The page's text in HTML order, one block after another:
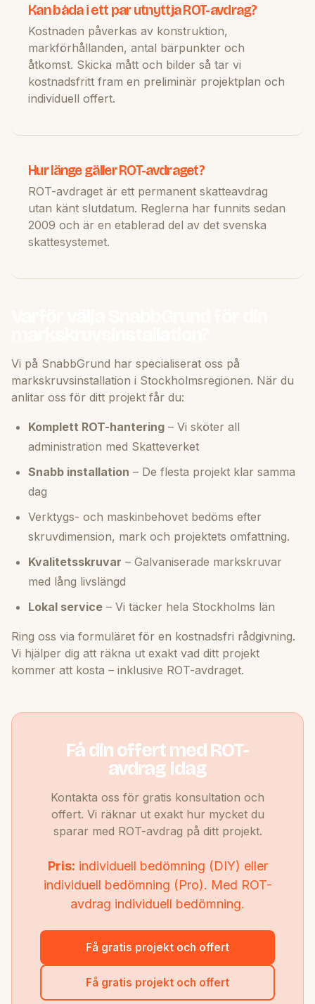
Kan båda i ett par utnyttja ROT-avdrag?
Kostnaden påverkas av konstruktion,
markförhållanden, antal bärpunkter och
åtkomst. Skicka mått och bilder så tar vi
kostnadsfritt fram en preliminär projektplan och
individuell offert.
Hur länge gäller ROT-avdraget?
ROT-avdraget är ett permanent skatteavdrag
utan känt slutdatum. Reglerna har funnits sedan
2009 och är en etablerad del av det svenska
skattesystemet.
Vi på SnabbGrund har specialiserat oss på
markskruvsinstallation i Stockholmsregionen. När du
anlitar oss för ditt projekt får du:
Komplett ROT-hantering – Vi sköter all
administration med Skatteverket
Snabb installation – De flesta projekt klar samma
dag
Verktygs- och maskinbehovet bedöms efter
skruvdimension, mark och projektets omfattning.
Kvalitetsskruvar – Galvaniserade markskruvar
med lång livslängd
Lokal service – Vi täcker hela Stockholms län
Ring oss via formuläret för en kostnadsfri rådgivning.
Vi hjälper dig att räkna ut exakt vad ditt projekt
kommer att kosta – inklusive ROT-avdraget.
Få din offert med ROT-
avdrag idag
Kontakta oss för gratis konsultation och
offert. Vi räknar ut exakt hur mycket du
sparar med ROT-avdrag på ditt projekt.
Pris: individuell bedömning (DIY) eller
individuell bedömning (Pro). Med ROT-
avdrag individuell bedömning.
Få gratis projekt och offert
Få gratis projekt och offert